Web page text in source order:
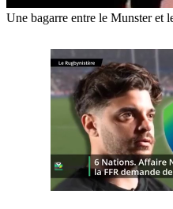
Une bagarre entre le Munster et